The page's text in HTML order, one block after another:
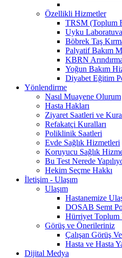
Özellikli Hizmetler
TRSM (Toplum
Uyku
Böbrek Taş
Palyatif Bakım
KBRN
Yoğun Bakım
Diyabet Eğitim
Yönlendirme
Nasıl Muayene Olurum
Hasta Hakları
Ziyaret Saatleri ve
Refakatçi Kuralları
Poliklinik Saatleri
Evde Sağlık Hizmetleri
Koruyucu Sağlık
Bu Test Nerede
Hekim Seçme Hakkı
İletişim - Ulaşım
Ulaşım
Hastanemize
DOSAB Semt
Hürriyet Toplum
Görüş ve Önerileriniz
Çalışan Görüş
Hasta ve Hasta
Dijital Medya